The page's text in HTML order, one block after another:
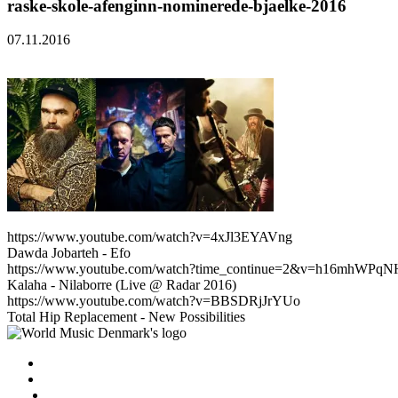
raske-skole-afenginn-nominerede-bjaelke-2016
07.11.2016
https://www.youtube.com/watch?v=4xJl3EYAVng
Dawda Jobarteh - Efo
https://www.youtube.com/
Kalaha - Nilaborre (Live @ Radar 2016)
https://www.youtube.com/watch?v=BBSDRjJrYUo
Total Hip Replacement - New Possibilities